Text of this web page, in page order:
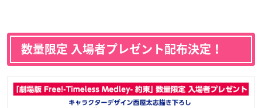
数量限定 入場者プレゼント配布決定！